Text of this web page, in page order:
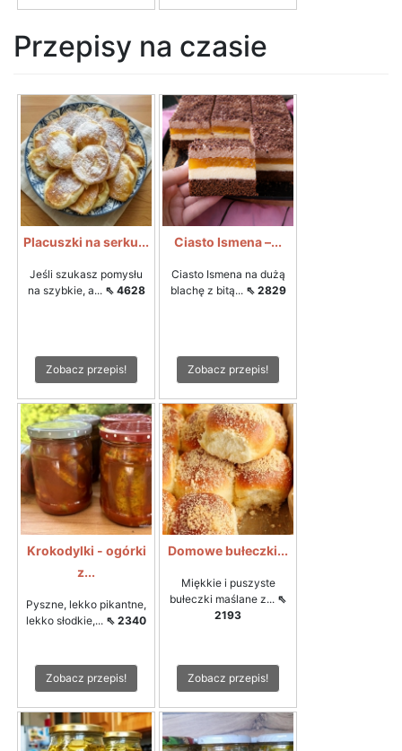
Przepisy na czasie
Placuszki na serku...
Jeśli szukasz pomysłu
na szybkie, a... ⇖ 4628
Zobacz przepis!
Ciasto Ismena –...
Ciasto Ismena na dużą
blachę z bitą... ⇖ 2829
Zobacz przepis!
Krokodylki - ogórki
z...
Pyszne, lekko pikantne,
lekko słodkie,... ⇖ 2340
Zobacz przepis!
Domowe bułeczki...
Miękkie i puszyste
bułeczki maślane z... ⇖
2193
Zobacz przepis!